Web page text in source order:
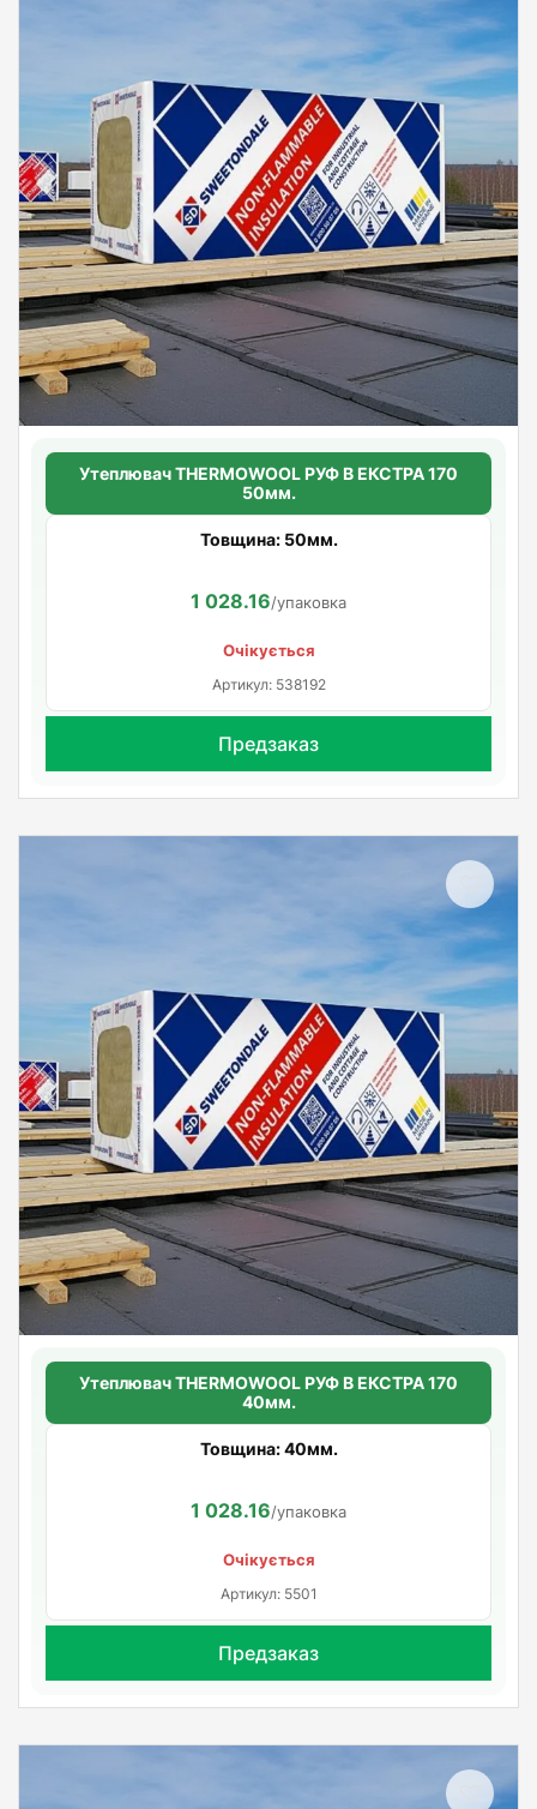
Утеплювач THERMOWOOL РУФ В ЕКСТРА 170
50мм.
Товщина: 50мм.
1 028.16/упаковка
Очікується
Артикул: 538192
Предзаказ
Утеплювач THERMOWOOL РУФ В ЕКСТРА 170
40мм.
Товщина: 40мм.
1 028.16/упаковка
Очікується
Артикул: 5501
Предзаказ